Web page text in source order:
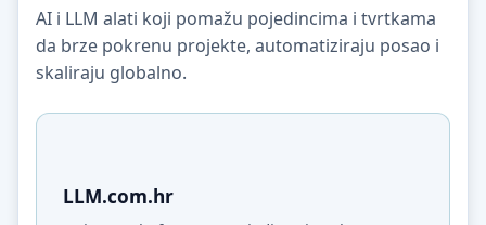
AI i LLM alati koji pomažu pojedincima i tvrtkama
da brze pokrenu projekte, automatiziraju posao i
skaliraju globalno.
LLM.com.hr